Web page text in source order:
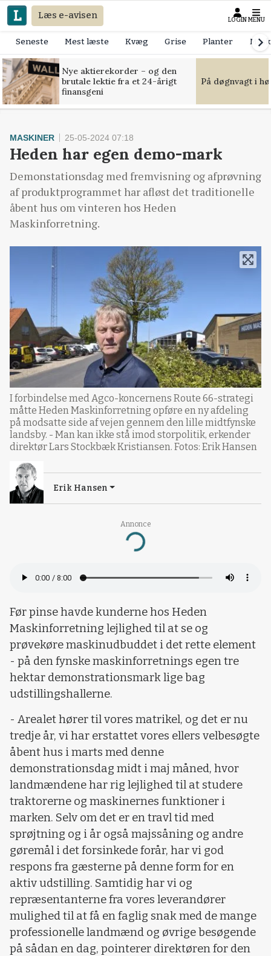
Læs e-avisen LOGIN MENU
Seneste Mest læste Kvæg Grise Planter
Nye aktierekorder – og den
brutale lektie fra et 24-årigt
finansgeni
På døgnvagt i
Annonce
Loading...
MASKINER 25-05-2024 07:18
Heden har egen demo-mark
Demonstationsdag med fremvisning og afprøvning
af produktprogrammet har afløst det traditionelle
åbent hus om vinteren hos Heden
Maskinforretning.
I forbindelse med Agco-koncernens Route 66-strategi
måtte Heden Maskinforretning opføre en ny afdeling
på modsatte side af vejen gennem den lille midtfynske
landsby. - Man kan ikke stå imod storpolitik, erkender
direktør Lars Stockbæk Kristiansen. Fotos: Erik Hansen
Erik Hansen
Før pinse havde kunderne hos Heden
Maskinforretning lejlighed til at se og
prøvekøre maskinudbuddet i det rette element
- på den fynske maskinforretnings egen tre
hektar demonstrationsmark lige bag
udstillingshallerne.
- Arealet hører til vores matrikel, og det er nu
tredje år, vi har erstattet vores ellers velbesøgte
åbent hus i marts med denne
demonstrationsdag midt i maj måned, hvor
landmændene har rig lejlighed til at studere
traktorerne og maskinernes funktioner i
marken. Selv om det er en travl tid med
sprøjtning og i år også majssåning og andre
gøremål i det forsinkede forår, har vi god
respons fra gæsterne på denne form for en
aktiv udstilling. Samtidig har vi og
repræsentanterne fra vores leverandører
mulighed til at få en faglig snak med de mange
professionelle landmænd og øvrige besøgende
på sådan en dag, pointerer direktøren for den